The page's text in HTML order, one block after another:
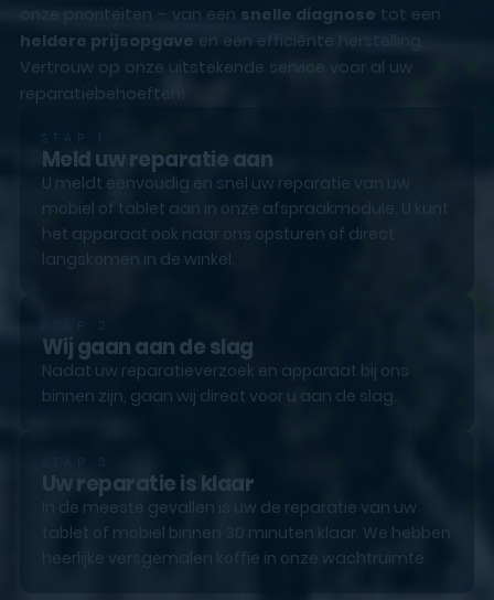
onze prioriteiten – van een snelle diagnose tot een
heldere prijsopgave en een efficiënte herstelling.
Vertrouw op onze uitstekende service voor al uw
reparatiebehoeften!
STAP 1
Meld uw reparatie aan
U meldt eenvoudig en snel uw reparatie van uw
mobiel of tablet aan in onze afspraakmodule. U kunt
het apparaat ook naar ons opsturen of direct
langskomen in de winkel.
STAP 2
Wij gaan aan de slag
Nadat uw reparatieverzoek en apparaat bij ons
binnen zijn, gaan wij direct voor u aan de slag.
STAP 3
Uw reparatie is klaar
In de meeste gevallen is uw de reparatie van uw
tablet of mobiel binnen 30 minuten klaar. We hebben
heerlijke versgemalen koffie in onze wachtruimte.